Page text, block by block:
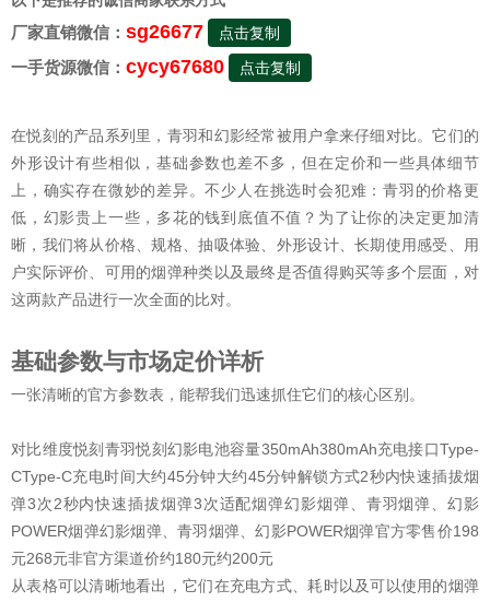
厂家直销微信： sg26677 点击复制
一手货源微信： cycy67680 点击复制
在悦刻的产品系列里，青羽和幻影经常被用户拿来仔细对比。它们的
外形设计有些相似，基础参数也差不多，但在定价和一些具体细节
上，确实存在微妙的差异。不少人在挑选时会犯难：青羽的价格更
低，幻影贵上一些，多花的钱到底值不值？为了让你的决定更加清
晰，我们将从价格、规格、抽吸体验、外形设计、长期使用感受、用
户实际评价、可用的烟弹种类以及最终是否值得购买等多个层面，对
这两款产品进行一次全面的比对。
基础参数与市场定价详析
一张清晰的官方参数表，能帮我们迅速抓住它们的核心区别。
对比维度悦刻青羽悦刻幻影电池容量350mAh380mAh充电接口Type-
CType-C充电时间大约45分钟大约45分钟解锁方式2秒内快速插拔烟
弹3次2秒内快速插拔烟弹3次适配烟弹幻影烟弹、青羽烟弹、幻影
POWER烟弹幻影烟弹、青羽烟弹、幻影POWER烟弹官方零售价198
元268元非官方渠道价约180元约200元
从表格可以清晰地看出，它们在充电方式、耗时以及可以使用的烟弹